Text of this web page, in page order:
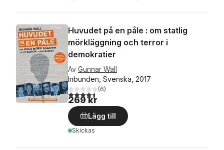
Huvudet på en påle : om statlig
mörkläggning och terror i
demokratier
Av Gunnar Wall
Inbunden, Svenska, 2017
4,5utav 5 stjärnor. Totalt antal röster:
(6)
269 kr
Lägg till
Skickas